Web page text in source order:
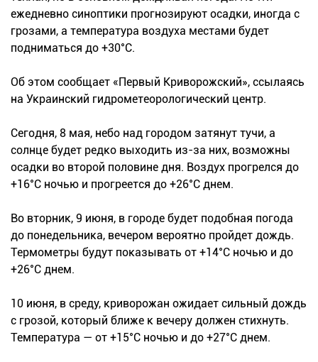
ежедневно синоптики прогнозируют осадки, иногда с
грозами, а температура воздуха местами будет
подниматься до +30°С.
Об этом сообщает «Первый Криворожский», ссылаясь
на Украинский гидрометеорологический центр.
Сегодня, 8 мая, небо над городом затянут тучи, а
солнце будет редко выходить из-за них, возможны
осадки во второй половине дня. Воздух прогрелся до
+16°С ночью и прогреется до +26°С днем.
Во вторник, 9 июня, в городе будет подобная погода
до понедельника, вечером вероятно пройдет дождь.
Термометры будут показывать от +14°С ночью и до
+26°С днем.
10 июня, в среду, криворожан ожидает сильный дождь
с грозой, который ближе к вечеру должен стихнуть.
Температура — от +15°С ночью и до +27°С днем.